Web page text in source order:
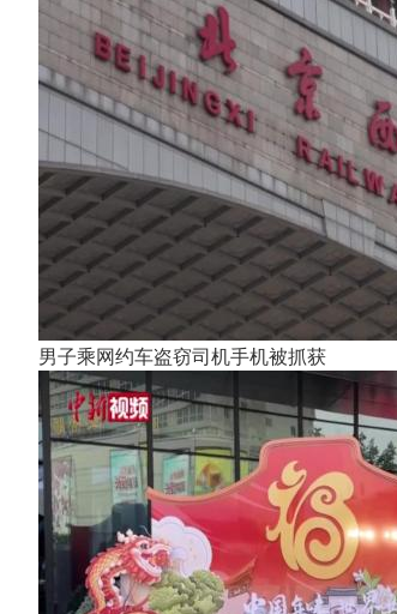
男子乘网约车盗窃司机手机被抓获